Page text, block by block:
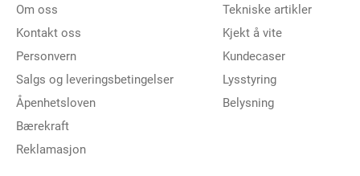
Om oss
Kontakt oss
Personvern
Salgs og leveringsbetingelser
Åpenhetsloven
Bærekraft
Reklamasjon
Tekniske artikler
Kjekt å vite
Kundecaser
Lysstyring
Belysning